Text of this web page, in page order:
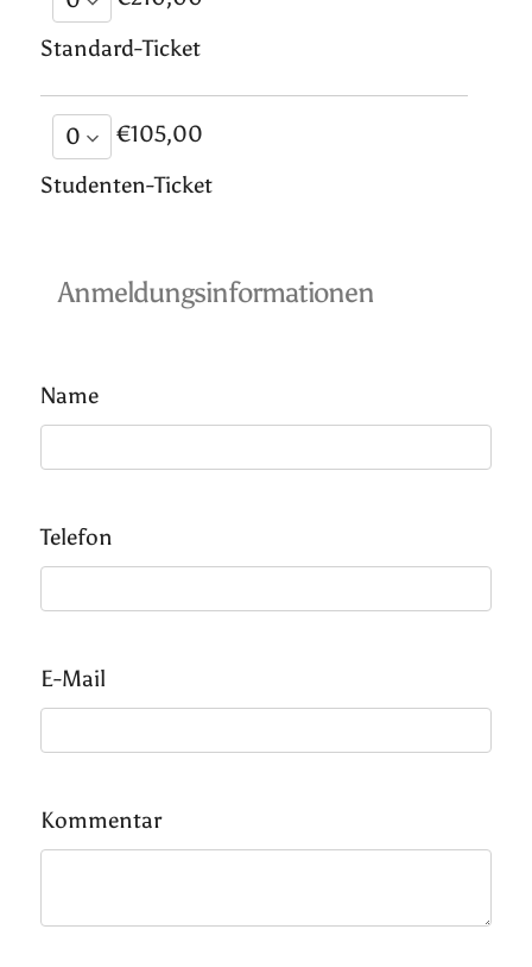
Standard-Ticket
€105,00
Studenten-Ticket
Anmeldungsinformationen
Name
Telefon
E-Mail
Kommentar